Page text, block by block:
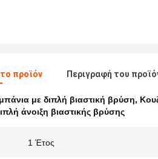
προϊόν Περιγραφή του
με διπλή βιαστική βρύση,
άνοιξη βιαστικής βρύσης
1 Έτος